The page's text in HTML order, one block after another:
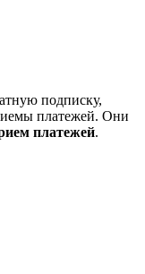
подписку,
платежей. Они
платежей.